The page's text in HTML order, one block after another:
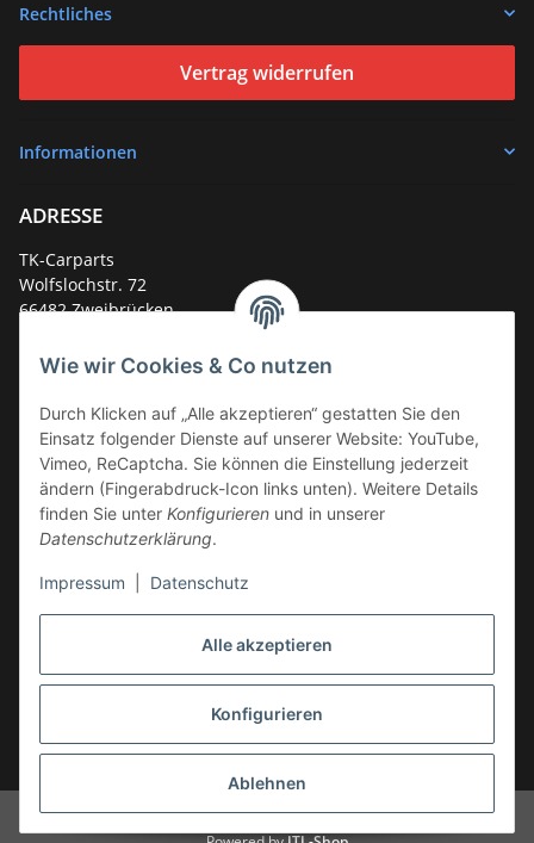
Alle akzeptieren
Konfigurieren
Ablehnen
Wie wir Cookies & Co nutzen
Durch Klicken auf „Alle akzeptieren“ gestatten Sie den
Einsatz folgender Dienste auf unserer Website: YouTube,
Vimeo, ReCaptcha. Sie können die Einstellung jederzeit
ändern (Fingerabdruck-Icon links unten). Weitere Details
finden Sie unter Konfigurieren und in unserer
Datenschutzerklärung.
Impressum Datenschutz
Rechtliches
Vertrag widerrufen
Informationen
ADRESSE
TK-Carparts
Wolfslochstr. 72
66482 Zweibrücken
Service-Hotline +49 (0)6332 - 48 58 48
E-Mail:mail@tk-carparts.de
Montag-Donnerstag von 13 bis 16 Uhr
* Alle Preise inkl. gesetzlicher USt., zzgl.Versand
© TK-Carparts Thomas Koch